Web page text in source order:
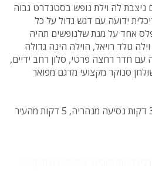
ניצבת לה וילת נופש בסטנדרט גבוה
ידועה עם דגש גדול על כל
אחד על מנת שלנופשים תהיה
גולד רויאל, הוילה הינה גדולה
כ- 5 חדרי שינה עם חדר רחצה פרטי, סלון רחב ידיים,
סנוקר מקצועי מדגם מפואר
גליל מערבי, מושב חוסן כ- 30 דקות נסיעה מנהריה, 5 דקות מהעיר